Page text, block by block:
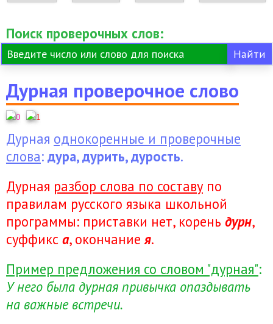
Поиск проверочных слов:
Дурная проверочное слово
0 1
Дурная однокоренные и проверочные
слова: дура, дурить, дурость.
Дурная разбор слова по составу по
правилам русского языка школьной
программы: приставки нет, корень дурн,
суффикс а, окончание я.
Пример предложения со словом "дурная":
У него была дурная привычка опаздывать
на важные встречи.